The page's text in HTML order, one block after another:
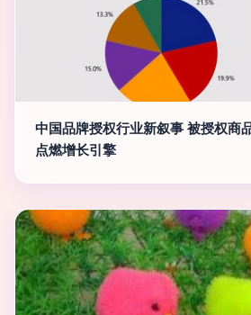
中国品牌授权行业新叙事 被授权商
点燃增长引擎